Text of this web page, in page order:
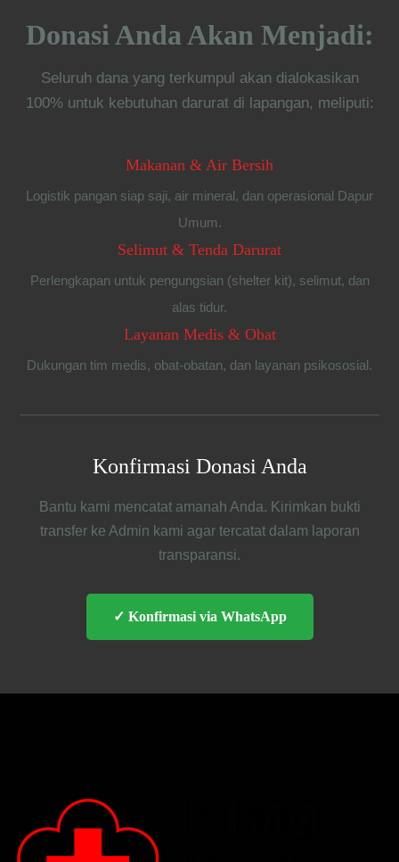
Donasi Anda Akan Menjadi:
Seluruh dana yang terkumpul akan dialokasikan
100% untuk kebutuhan darurat di lapangan, meliputi:
Makanan & Air Bersih
Logistik pangan siap saji, air mineral, dan operasional Dapur
Umum.
Selimut & Tenda Darurat
Perlengkapan untuk pengungsian (shelter kit), selimut, dan
alas tidur.
Layanan Medis & Obat
Dukungan tim medis, obat-obatan, dan layanan psikososial.
Konfirmasi Donasi Anda
Bantu kami mencatat amanah Anda. Kirimkan bukti
transfer ke Admin kami agar tercatat dalam laporan
transparansi.
✓ Konfirmasi via WhatsApp